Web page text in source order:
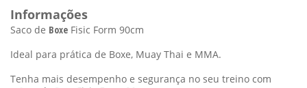
Informações
Saco de Boxe Fisic Form 90cm
Ideal para prática de Boxe, Muay Thai e MMA.
Tenha mais desempenho e segurança no seu treino com